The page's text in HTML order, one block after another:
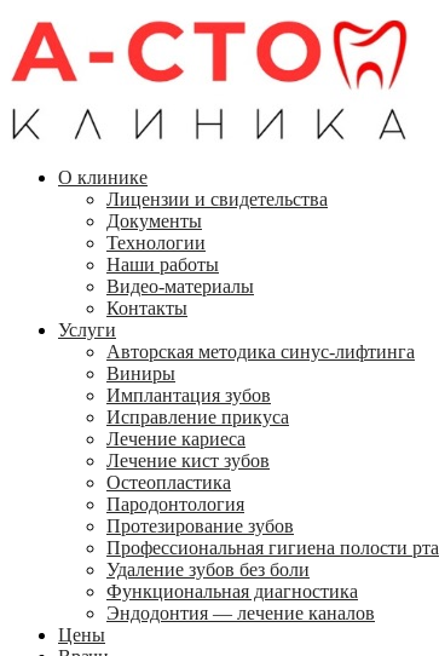
О клинике
Лицензии и свидетельства
Документы
Технологии
Наши работы
Видео-материалы
Контакты
Услуги
Авторская методика синус-лифтинга
Виниры
Имплантация зубов
Исправление прикуса
Лечение кариеса
Лечение кист зубов
Остеопластика
Пародонтология
Протезирование зубов
Профессиональная гигиена полости рта
Удаление зубов без боли
Функциональная диагностика
Эндодонтия — лечение каналов
Цены